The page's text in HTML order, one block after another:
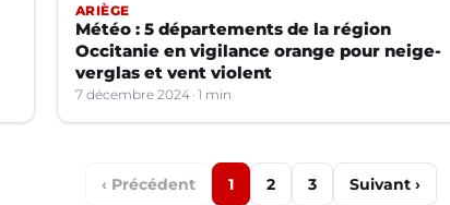
ARIÈGE
Météo : 5 départements de la région
Occitanie en vigilance orange pour neige-
verglas et vent violent
7 décembre 2024 1 min
‹ Précédent 1 2 3 Suivant ›